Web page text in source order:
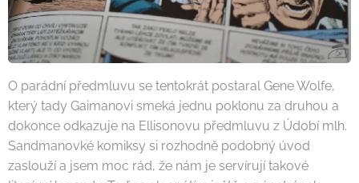
O parádní předmluvu se tentokrát postaral Gene Wolfe,
který tady Gaimanovi smeká jednu poklonu za druhou a
dokonce odkazuje na Ellisonovu předmluvu z Údobí mlh.
Sandmanovké komiksy si rozhodně podobný úvod
zaslouží a jsem moc rád, že nám je servírují takové